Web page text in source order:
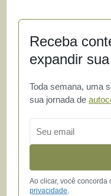
Receba
expandir
Toda semana, uma
sua jornada de
Ao clicar, você concorda
privacidade.